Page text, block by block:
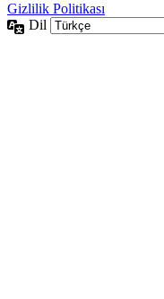
Gizlilik Politikası
Dil